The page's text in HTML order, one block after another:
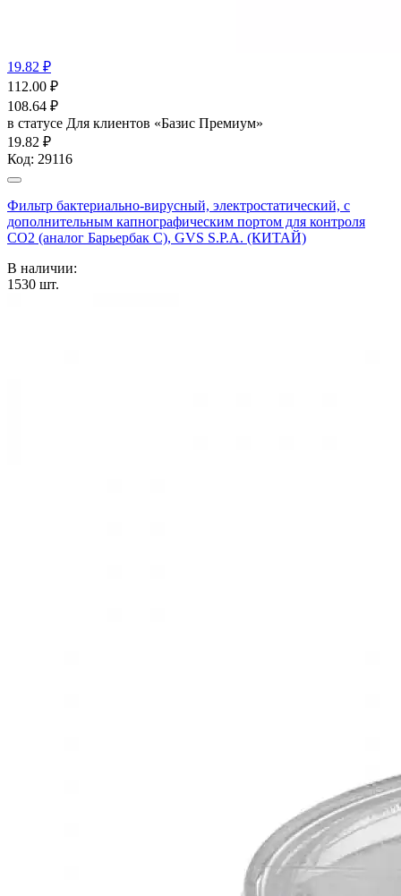
19.82 ₽
112.00 ₽
108.64 ₽
в статусе Для клиентов «Базис Премиум»
19.82 ₽
Код: 29116
Фильтр бактериально-вирусный, электростатический, с
дополнительным капнографическим портом для контроля
CO2 (аналог Барьербак С), GVS S.P.A. (КИТАЙ)
В наличии:
1530 шт.